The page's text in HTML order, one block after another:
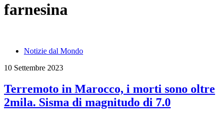
farnesina
Notizie dal Mondo
10 Settembre 2023
Terremoto in Marocco, i morti sono oltre
2mila. Sisma di magnitudo di 7.0